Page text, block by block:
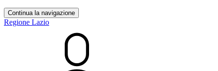
Continua la navigazione
Regione Lazio